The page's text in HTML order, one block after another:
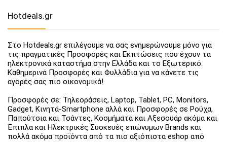
Hotdeals.gr
Στο Hotdeals.gr επιλέγουμε να σας ενημερώνουμε μόνο για
τις πραγματικές Προσφορές και Εκπτώσεις που έχουν τα
ηλεκτρονικά καταστήμα στην Ελλάδα και το Εξωτερικό.
Καθημερινά Προσφορές και Φυλλάδια για να κάνετε τις
αγορές σας πιο οικονομικά!
Προσφορές σε: Τηλεοράσεις, Laptop, Tablet, PC, Monitors,
Gadget, Κινητά-Smartphone αλλά και Προσφορές σε Ρούχα,
Παπούτσια και Τσάντες, Κοσμήματα και Αξεσουάρ ακόμα και
Έπιπλα και Ηλεκτρικές Συσκευές επώνυμων Brands και
πολλά ακόμα προϊόντα από τα πιο αξιόπιστα eshop από